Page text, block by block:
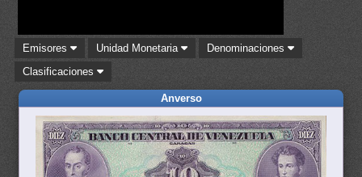
Emisores Unidad Monetaria
Denominaciones
Clasificaciones
Anverso